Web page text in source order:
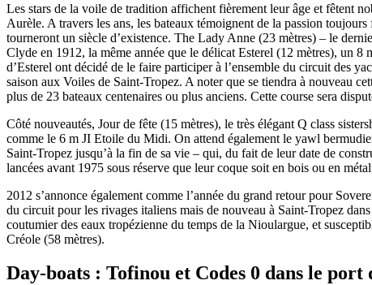
Les stars de la voile de tradition affichent fièrement leur âge et fêtent
Aurèle. A travers les ans, les bateaux témoignent de la passion
tourneront un siècle d’existence. The Lady Anne (23 mètres) – le
Clyde en 1912, la même année que le délicat Esterel (12 mètres), un
d’Esterel ont décidé de le faire participer à l’ensemble du circuit des
saison aux Voiles de Saint-Tropez. A noter que se tiendra à nouveau
plus de 23 bateaux centenaires ou plus anciens. Cette course sera
Côté nouveautés, Jour de fête (15 mètres), le très élégant Q class
comme le 6 m JI Etoile du Midi. On attend également le yawl
Saint-Tropez jusqu’à la fin de sa vie – qui, du fait de leur date de
lancées avant 1975 sous réserve que leur coque soit en bois ou en
2012 s’annonce également comme l’année du grand retour pour
du circuit pour les rivages italiens mais de nouveau à Saint-Tropez
coutumier des eaux tropézienne du temps de la Nioulargue, et
Créole (58 mètres).
Day-boats : Tofinou et Codes 0 dans le port